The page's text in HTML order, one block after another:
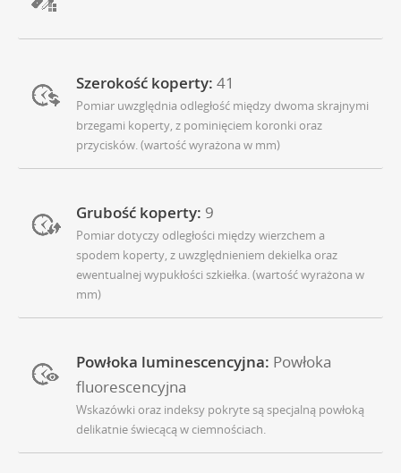
Szerokość koperty: 41
Pomiar uwzględnia odległość między dwoma skrajnymi
brzegami koperty, z pominięciem koronki oraz
przycisków. (wartość wyrażona w mm)
Grubość koperty: 9
Pomiar dotyczy odległości między wierzchem a
spodem koperty, z uwzględnieniem dekielka oraz
ewentualnej wypukłości szkiełka. (wartość wyrażona w
mm)
Powłoka luminescencyjna: Powłoka
fluorescencyjna
Wskazówki oraz indeksy pokryte są specjalną powłoką
delikatnie świecącą w ciemnościach.